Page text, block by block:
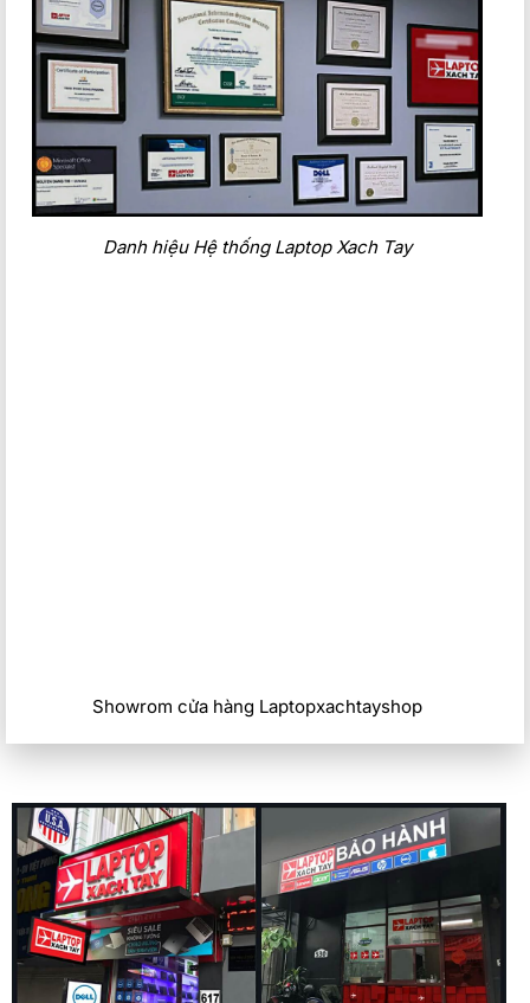
Danh hiệu Hệ thống Laptop Xach Tay
Showrom cửa hàng Laptopxachtayshop